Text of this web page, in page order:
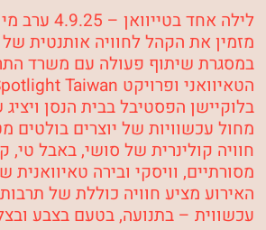
לילה אחד בטייוואן
– 4.9.25
מזמין את הקהל לחוויה אותנטית של
במסגרת שיתוף פעולה עם משרד
בלוקיישן הפסטיבל בבית הנסן ויציג
מחול עכשוויות של יוצרים בולטים
חוויה קולינרית של סושי, באבל טי,
מסורתיים, וויסקי ובירה טאיוואנית
האירוע מציע חוויה כוללת של
עכשווית – בתנועה, בטעם בצבע